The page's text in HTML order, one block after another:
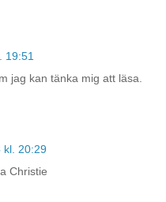
19:51
jag kan tänka mig att läsa.
kl. 20:29
Christie